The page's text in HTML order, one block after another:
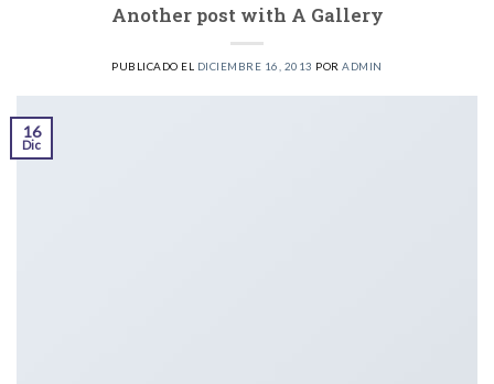
Another post with A Gallery
PUBLICADO EL DICIEMBRE 16, 2013 PORADMIN
16
Dic